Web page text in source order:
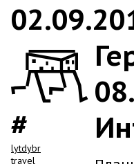
lytdybr
travel